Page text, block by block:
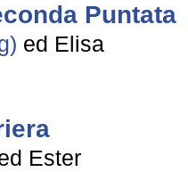
Puntata
ed Elisa
Ester